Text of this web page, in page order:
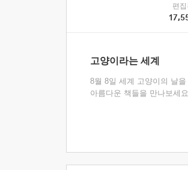
편집
고양이라는 세계
8월 8일 세계 고양이의 날
아름다운 책들을 만나보세